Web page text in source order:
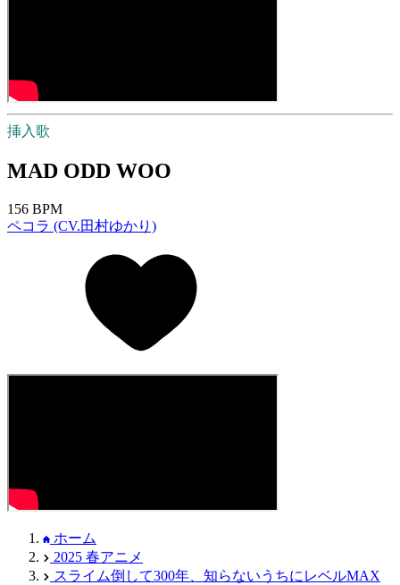
挿入歌
MAD ODD WOO
156 BPM
ペコラ (CV.田村ゆかり)
ホーム
2025 春アニメ
スライム倒して300年、知らないうちにレベルMAX